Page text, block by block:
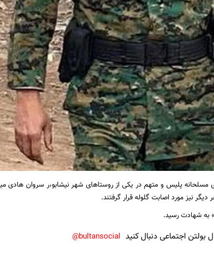
مسلحانه پلیس و متهم در یکی از روستاهای شهر نیشابو،ر سروان هادی
نیز مورد اصابت گلوله قرار گرفتند.
به شهادت رسید.
بولتن اجتماعی دنبال کنید bultansocial@